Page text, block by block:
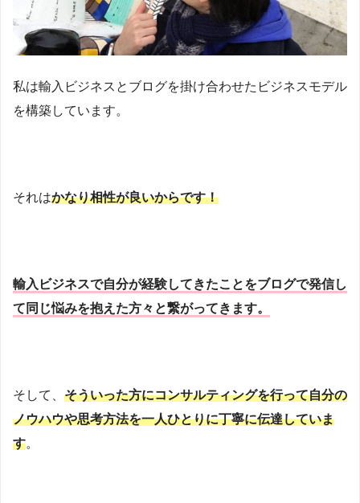
私は輸入ビジネスとブログを掛け合わせたビジネスモデル
を構築しています。
それはかなり相性が良いからです！
輸入ビジネスで自分が経験してきたことをブログで発信し
て同じ悩みを抱えた方々と繋がってきます。
そして、 そういった方にコンサルティングを行って自分の
ノウハウや思考方法を一人ひとりに丁寧に伝達していま
す。